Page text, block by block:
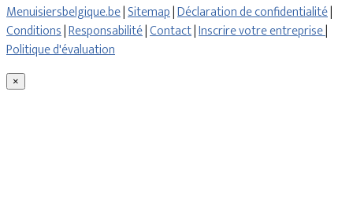
Menuisiersbelgique.be|Sitemap|Déclaration de confidentialité|
Conditions|Responsabilité|Contact|Inscrire votre entreprise|
Politique d'évaluation
×